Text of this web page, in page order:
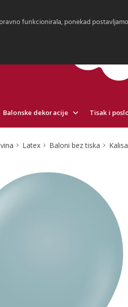
Balonske dekoracije Tisak i
Latex Baloni bez tiska
funkcionirala, ponekad